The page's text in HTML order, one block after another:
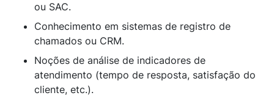
ou SAC.
Conhecimento em sistemas de registro de
chamados ou CRM.
Noções de análise de indicadores de
atendimento (tempo de resposta, satisfação do
cliente, etc.).